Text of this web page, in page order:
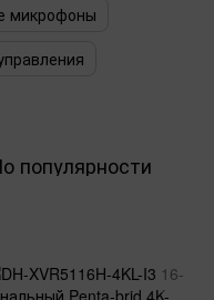
микрофоны
популярности